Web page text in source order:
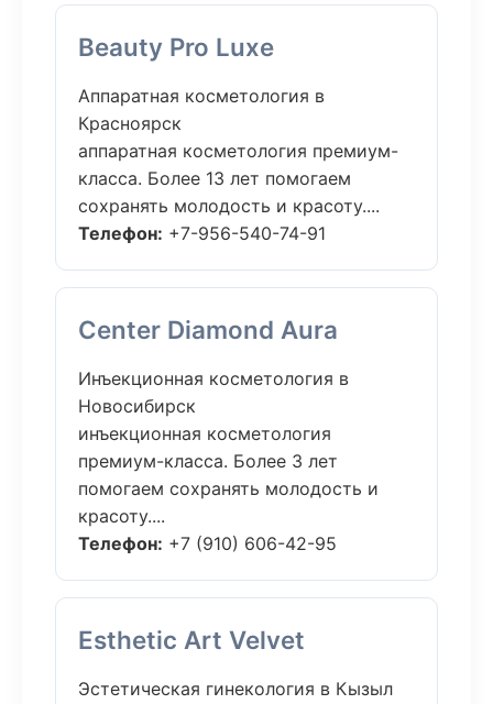
Beauty Pro Luxe
Аппаратная косметология в
Красноярск
аппаратная косметология премиум-
класса. Более 13 лет помогаем
сохранять молодость и красоту....
Телефон: +7-956-540-74-91
Center Diamond Aura
Инъекционная косметология в
Новосибирск
инъекционная косметология
премиум-класса. Более 3 лет
помогаем сохранять молодость и
красоту....
Телефон: +7 (910) 606-42-95
Esthetic Art Velvet
Эстетическая гинекология в Кызыл